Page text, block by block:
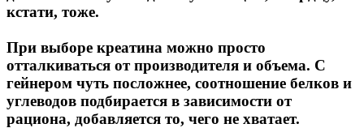
Многокомпонентный и яичный протеин
Растительный протеин
кстати, тоже.
При выборе креатина можно просто
отталкиваться от производителя и объема. С
гейнером чуть посложнее, соотношение белков и
углеводов подбирается в зависимости от
рациона, добавляется то, чего не хватает.